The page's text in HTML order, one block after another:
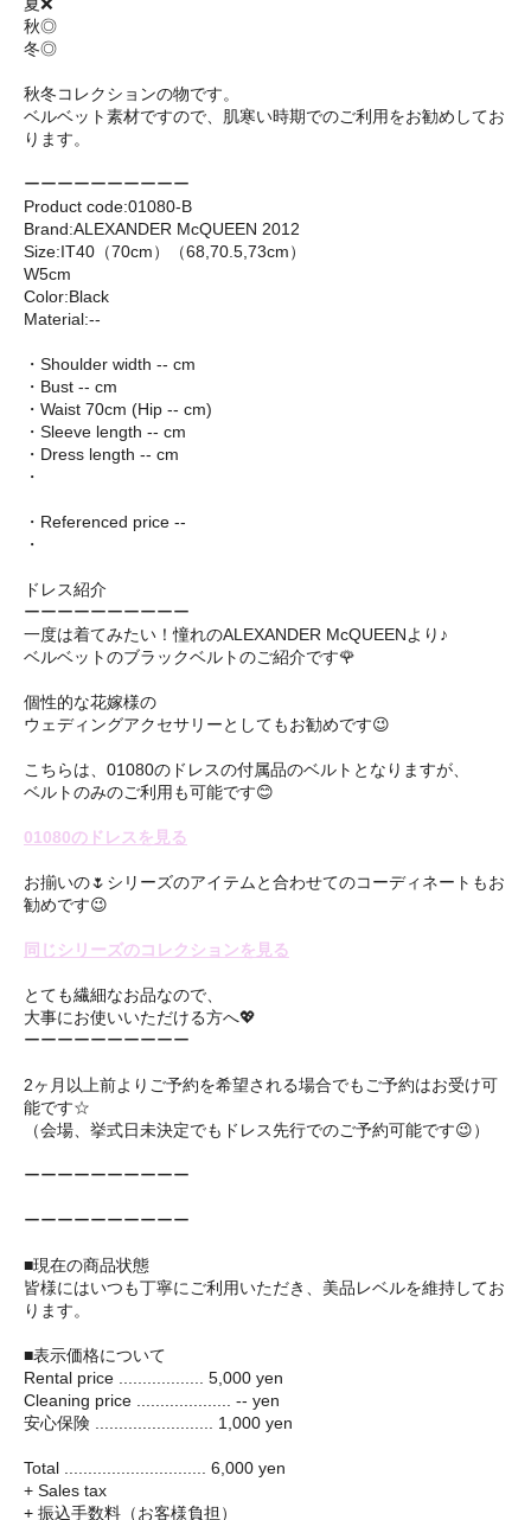
秋◎
冬◎
秋冬コレクションの物です。
ベルベット素材ですので、肌寒い時期でのご利用をお勧めしてお
ります。
ーーーーーーーーーー
Product code:01080-B
Brand:ALEXANDER McQUEEN 2012
Size:IT40（70cm）（68,70.5,73cm）
W5cm
Color:Black
Material:--
・Shoulder width -- cm
・Bust -- cm
・Waist 70cm (Hip -- cm)
・Sleeve length -- cm
・Dress length -- cm
・
・Referenced price --
・
ドレス紹介
ーーーーーーーーーー
一度は着てみたい！憧れのALEXANDER McQUEENより♪
ベルベットのブラックベルトのご紹介です🌹
個性的な花嫁様の
ウェディングアクセサリーとしてもお勧めです😉
こちらは、01080のドレスの付属品のベルトとなりますが、
ベルトのみのご利用も可能です😊
01080のドレスを見る
お揃いの🌷シリーズのアイテムと合わせてのコーディネートもお
勧めです😉
同じシリーズのコレクションを見る
とても繊細なお品なので、
大事にお使いいただける方へ💖
ーーーーーーーーーー
2ヶ月以上前よりご予約を希望される場合でもご予約はお受け可
能です☆
（会場、挙式日未決定でもドレス先行でのご予約可能です😉）
ーーーーーーーーーー
ーーーーーーーーーー
■現在の商品状態
皆様にはいつも丁寧にご利用いただき、美品レベルを維持してお
ります。
■表示価格について
Rental price .................. 5,000 yen
Cleaning price .................... -- yen
安心保険 ......................... 1,000 yen
Total .............................. 6,000 yen
+ Sales tax
+ 振込手数料（お客様負担）